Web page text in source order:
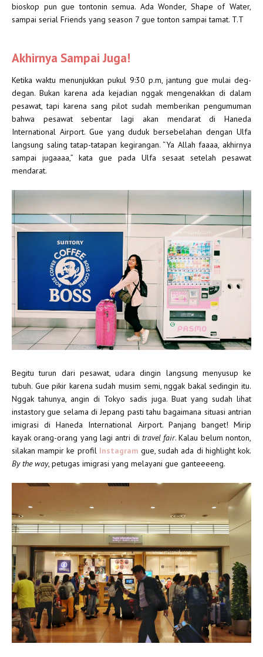
bioskop pun gue tontonin semua. Ada Wonder, Shape of Water,
sampai serial Friends yang season 7 gue tonton sampai tamat. T.T
Akhirnya Sampai Juga!
Ketika waktu menunjukkan pukul 9:30 p.m, jantung gue mulai deg-
degan. Bukan karena ada kejadian nggak mengenakkan di dalam
pesawat, tapi karena sang pilot sudah memberikan pengumuman
bahwa pesawat sebentar lagi akan mendarat di Haneda
International Airport. Gue yang duduk bersebelahan dengan Ulfa
langsung saling tatap-tatapan kegirangan. “Ya Allah faaaa, akhirnya
sampai jugaaaa,” kata gue pada Ulfa sesaat setelah pesawat
mendarat.
Begitu turun dari pesawat, udara dingin langsung menyusup ke
tubuh. Gue pikir karena sudah musim semi, nggak bakal sedingin itu.
Nggak tahunya, angin di Tokyo sadis juga. Buat yang sudah lihat
instastory gue selama di Jepang pasti tahu bagaimana situasi antrian
imigrasi di Haneda International Airport. Panjang banget! Mirip
kayak orang-orang yang lagi antri di travel fair. Kalau belum nonton,
silakan mampir ke profil Instagram gue, sudah ada di highlight kok.
By the way, petugas imigrasi yang melayani gue ganteeeeng.